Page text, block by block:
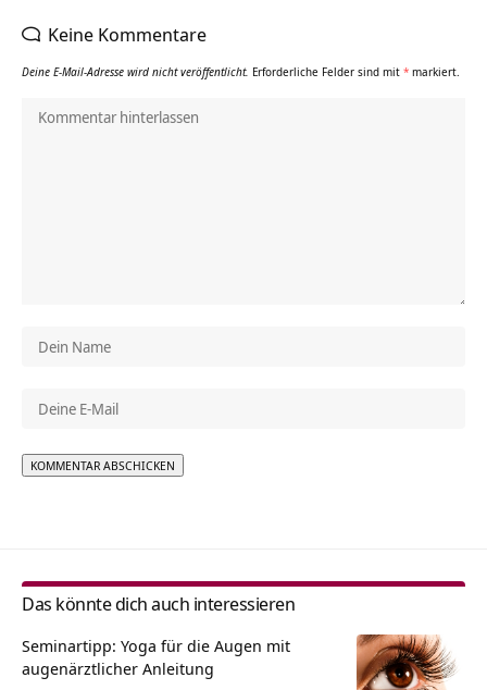
Keine Kommentare
Deine E-Mail-Adresse wird nicht veröffentlicht. Erforderliche Felder sind mit * markiert.
Das könnte dich auch interessieren
Seminartipp: Yoga für die Augen mit
augenärztlicher Anleitung